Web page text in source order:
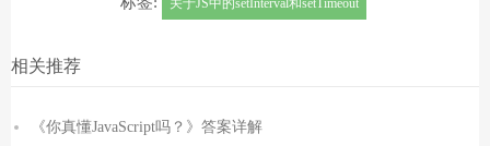
关于JS中的setInterval和setTimeout
相关推荐
《你真懂JavaScript吗？》答案详解